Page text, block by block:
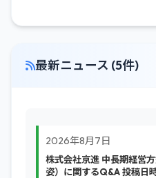
最新ニュース (5件)
2026年8月7日
株式会社京進 中長期経営
姿）に関するQ&A 投稿